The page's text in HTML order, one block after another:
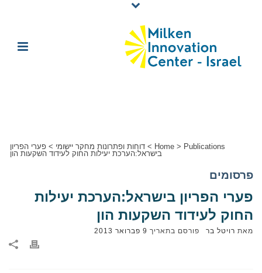
Home > Publications
> דוחות ופתרונות מחקר יישומי > פערי הפריון
בישראל:הערכת יעילות החוק לעידוד השקעות הון
פרסומים
פערי הפריון בישראל:הערכת יעילות
החוק לעידוד השקעות הון
מאת רויטל בר פורסם בתאריך 9 פברואר 2013